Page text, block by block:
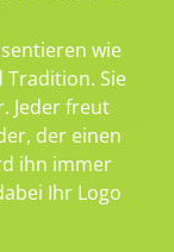
wie
Tradition. Sie
Jeder freut
der einen
ihn immer
Ihr Logo